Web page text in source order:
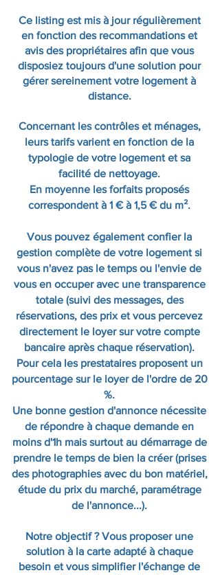
Ce listing est mis à jour régulièrement
en fonction des recommandations et
avis des propriétaires afin que vous
disposiez toujours d'une solution pour
gérer sereinement votre logement à
distance.
Concernant les contrôles et ménages,
leurs tarifs varient en fonction de la
typologie de votre logement et sa
facilité de nettoyage.
En moyenne les forfaits proposés
correspondent à 1 € à 1,5 € du m².
Vous pouvez également confier la
gestion complète de votre logement si
vous n'avez pas le temps ou l'envie de
vous en occuper avec une transparence
totale (suivi des messages, des
réservations, des prix et vous percevez
directement le loyer sur votre compte
bancaire après chaque réservation).
Pour cela les prestataires proposent un
pourcentage sur le loyer de l'ordre de 20
%.
Une bonne gestion d'annonce nécessite
de répondre à chaque demande en
moins d'1h mais surtout au démarrage de
prendre le temps de bien la créer (prises
des photographies avec du bon matériel,
étude du prix du marché, paramétrage
de l'annonce...).
Notre objectif ? Vous proposer une
solution à la carte adapté à chaque
besoin et vous simplifier l'échange de